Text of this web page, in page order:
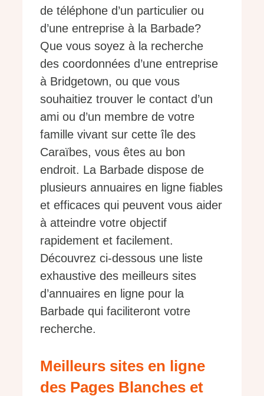
de téléphone d’un particulier ou
d’une entreprise à la Barbade?
Que vous soyez à la recherche
des coordonnées d’une entreprise
à Bridgetown, ou que vous
souhaitiez trouver le contact d’un
ami ou d’un membre de votre
famille vivant sur cette île des
Caraïbes, vous êtes au bon
endroit. La Barbade dispose de
plusieurs annuaires en ligne fiables
et efficaces qui peuvent vous aider
à atteindre votre objectif
rapidement et facilement.
Découvrez ci-dessous une liste
exhaustive des meilleurs sites
d’annuaires en ligne pour la
Barbade qui faciliteront votre
recherche.
Meilleurs sites en ligne
des Pages Blanches et